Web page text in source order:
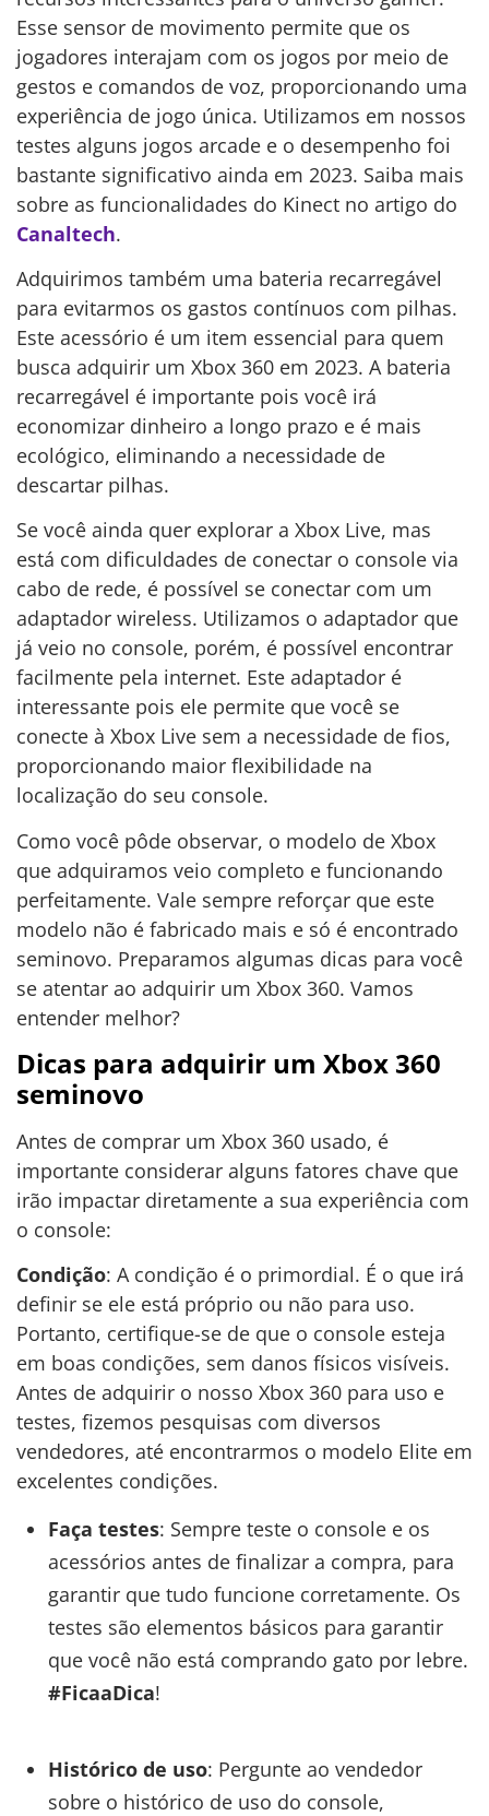
Esse sensor de movimento permite que os
jogadores interajam com os jogos por meio de
gestos e comandos de voz, proporcionando uma
experiência de jogo única. Utilizamos em nossos
testes alguns jogos arcade e o desempenho foi
bastante significativo ainda em 2023. Saiba mais
sobre as funcionalidades do Kinect no artigo do
Canaltech.
Adquirimos também uma bateria recarregável
para evitarmos os gastos contínuos com pilhas.
Este acessório é um item essencial para quem
busca adquirir um Xbox 360 em 2023. A bateria
recarregável é importante pois você irá
economizar dinheiro a longo prazo e é mais
ecológico, eliminando a necessidade de
descartar pilhas.
Se você ainda quer explorar a Xbox Live, mas
está com dificuldades de conectar o console via
cabo de rede, é possível se conectar com um
adaptador wireless. Utilizamos o adaptador que
já veio no console, porém, é possível encontrar
facilmente pela internet. Este adaptador é
interessante pois ele permite que você se
conecte à Xbox Live sem a necessidade de fios,
proporcionando maior flexibilidade na
localização do seu console.
Como você pôde observar, o modelo de Xbox
que adquiramos veio completo e funcionando
perfeitamente. Vale sempre reforçar que este
modelo não é fabricado mais e só é encontrado
seminovo. Preparamos algumas dicas para você
se atentar ao adquirir um Xbox 360. Vamos
entender melhor?
Dicas para adquirir um Xbox 360
seminovo
Antes de comprar um Xbox 360 usado, é
importante considerar alguns fatores chave que
irão impactar diretamente a sua experiência com
o console:
Condição: A condição é o primordial. É o que irá
definir se ele está próprio ou não para uso.
Portanto, certifique-se de que o console esteja
em boas condições, sem danos físicos visíveis.
Antes de adquirir o nosso Xbox 360 para uso e
testes, fizemos pesquisas com diversos
vendedores, até encontrarmos o modelo Elite em
excelentes condições.
Faça testes: Sempre teste o console e os
acessórios antes de finalizar a compra, para
garantir que tudo funcione corretamente. Os
testes são elementos básicos para garantir
que você não está comprando gato por lebre.
#FicaaDica!
Histórico de uso: Pergunte ao vendedor
sobre o histórico de uso do console,